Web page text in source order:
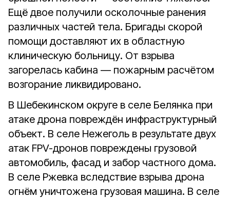
Ещё двое получили осколочные ранения
различных частей тела. Бригады скорой
помощи доставляют их в областную
клиническую больницу. От взрыва
загорелась кабина — пожарным расчётом
возгорание ликвидировано.
В Шебекинском округе в селе Белянка при
атаке дрона повреждён инфраструктурный
объект. В селе Нежеголь в результате двух
атак FPV-дронов повреждены грузовой
автомобиль, фасад и забор частного дома.
В селе Ржевка вследствие взрыва дрона
огнём уничтожена грузовая машина. В селе